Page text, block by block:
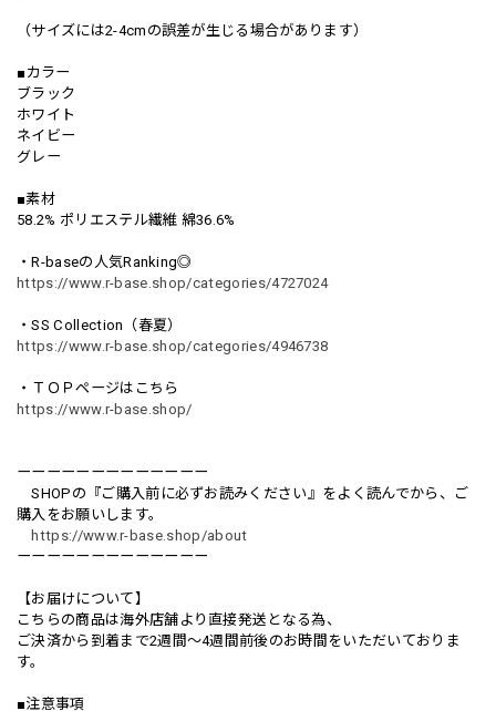
（サイズには2-4cmの誤差が生じる場合があります）
■カラー
ブラック
ホワイト
ネイビー
グレー
■素材
58.2% ポリエステル繊維 綿36.6%
・R-baseの人気Ranking◎
https://www.r-base.shop/categories/4727024
・SS Collection（春夏）
https://www.r-base.shop/categories/4946738
・ＴＯＰページはこちら
https://www.r-base.shop/
ーーーーーーーーーーーーー
SHOPの『ご購入前に必ずお読みください』をよく読んでから、ご
購入をお願いします。
https://www.r-base.shop/about
ーーーーーーーーーーーーー
【お届けについて】
こちらの商品は海外店舗より直接発送となる為、
ご決済から到着まで2週間〜4週間前後のお時間をいただいておりま
す。
■注意事項